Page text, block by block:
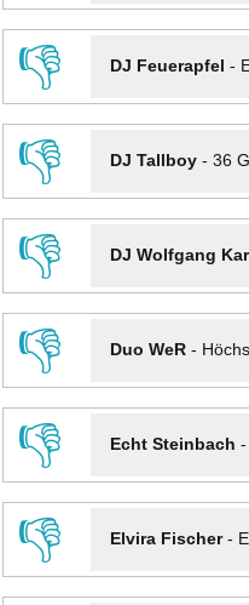
👎
DJ Feuerapfel -
👎
DJ Tallboy- 36
👎
DJ Wolfgang
👎
Duo WeR-
👎
Echt Steinbach -
👎
Elvira Fischer-